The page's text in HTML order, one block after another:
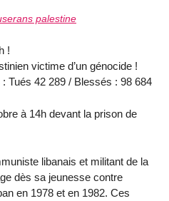
palestine
!
victime d’un génocide !
Tués 42 289 / Blessés : 98 684
à 14h devant la prison de
libanais et militant de la
dès sa jeunesse contre
en 1978 et en 1982. Ces